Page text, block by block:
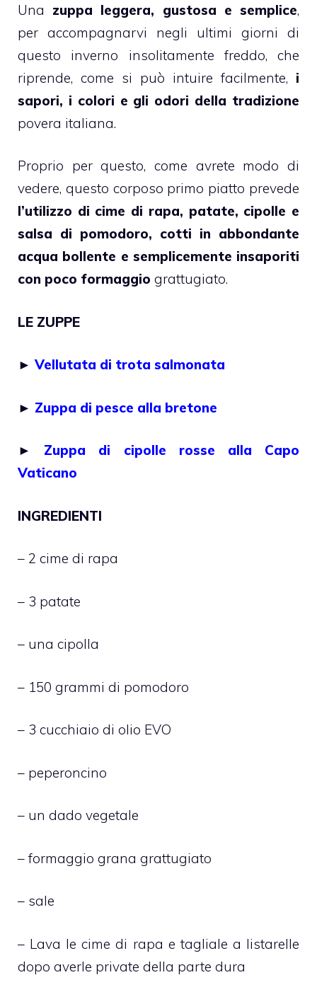
Una zuppa leggera, gustosa e semplice,
per accompagnarvi negli ultimi giorni di
questo inverno insolitamente freddo, che
riprende, come si può intuire facilmente, i
sapori, i colori e gli odori della tradizione
povera italiana.
Proprio per questo, come avrete modo di
vedere, questo corposo primo piatto prevede
l’utilizzo di cime di rapa, patate, cipolle e
salsa di pomodoro, cotti in abbondante
acqua bollente e semplicemente insaporiti
con poco formaggio grattugiato.
LE ZUPPE
►Vellutata di trota salmonata
► Zuppa di pesce alla bretone
► Zuppa di cipolle rosse alla Capo
Vaticano
INGREDIENTI
– 2 cime di rapa
– 3 patate
– una cipolla
– 150 grammi di pomodoro
– 3 cucchiaio di olio EVO
– peperoncino
– un dado vegetale
– formaggio grana grattugiato
– sale
– Lava le cime di rapa e tagliale a listarelle
dopo averle private della parte dura